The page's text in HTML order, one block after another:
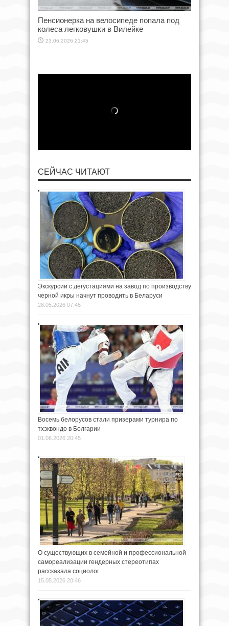
Пенсионерка на велосипеде попала под
колеса легковушки в Вилейке
23.06.2026 21:45
СЕЙЧАС ЧИТАЮТ
Экскурсии с дегустациями на завод по производству
черной икры начнут проводить в Беларуси
28.05.2026 07:45
Восемь белорусов стали призерами турнира по
тхэквондо в Болгарии
01.06.2026 20:45
О существующих в семейной и профессиональной
самореализации гендерных стереотипах
рассказала социолог
15.05.2026 20:46